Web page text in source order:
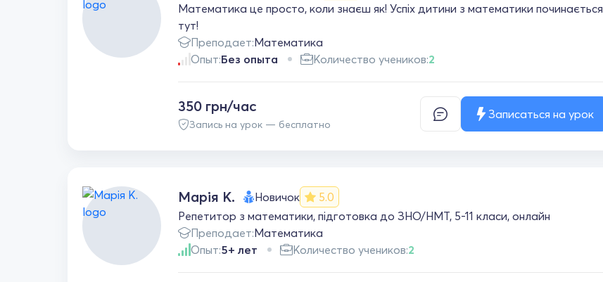
Математика це просто, коли знаєш як! Успіх дитини з математики починається
тут!
Преподает:Математика
Опыт:Без опыта Количество учеников:2
350 грн/час
Запись на урок — бесплатно
Записаться на урок
Марія К. Новичок
5.0
Репетитор з математики, підготовка до ЗНО/НМТ, 5-11 класи, онлайн
Преподает:Математика
Опыт:5+ лет Количество учеников:2